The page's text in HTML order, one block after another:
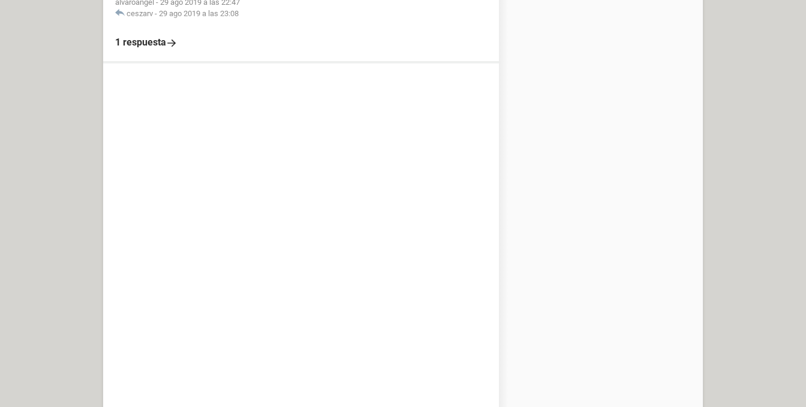
alvaroangel - 29 ago 2019 a las 22:47
ceszarv - 29 ago 2019 a las 23:08
1 respuesta